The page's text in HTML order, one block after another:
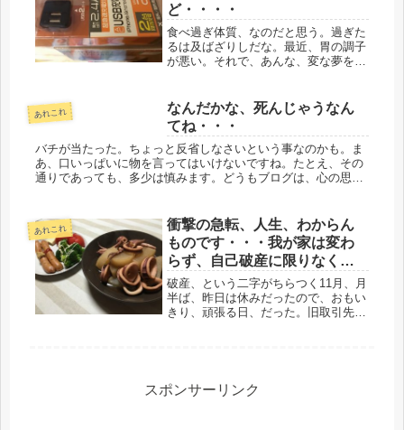
ど・・・・
食べ過ぎ体質、なのだと思う。過ぎた
るは及ばざりしだな。最近、胃の調子
が悪い。それで、あんな、変な夢をみ
重を測ると、２キロ！２キロだ、増え
ていた。また、太った。今回の２キロ
は...
あれこれ
なんだかな、死んじゃうなん
てね・・・
バチが当たった。ちょっと反省しなさいという事なのかも。ま
あ、口いっぱいに物を言ってはいけないですね。たとえ、その
通りであっても、多少は慎みます。どうもブログは、心の思う
あれこれ
衝撃の急転、人生、わからん
ものです・・・我が家は変わ
らず、自己破産に限りなく近
いけど
破産、という二字がちらつく11月、月
半ば、昨日は休みだったので、おもい
きり、頑張る日、だった。旧取引先、
納...
スポンサーリンク